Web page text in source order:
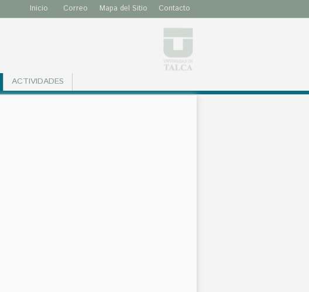
Inicio Correo Mapa del Sitio Contacto
ACTIVIDADES